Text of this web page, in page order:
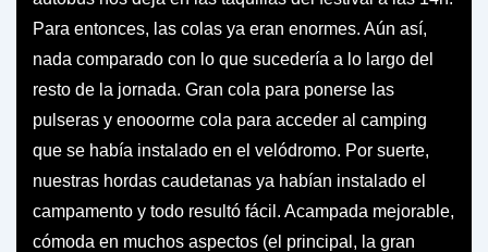
Para entonces, las colas ya eran enormes. Aún así,
nada comparado con lo que sucedería a lo largo del
resto de la jornada. Gran cola para ponerse las
pulseras y enooorme cola para acceder al camping
que se había instalado en el velódromo. Por suerte,
nuestras hordas caudetanas ya habían instalado el
campamento y todo resultó fácil. Acampada mejorable,
cómoda en muchos aspectos (el principal, la gran